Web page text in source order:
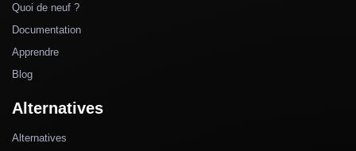
Quoi de neuf ?
Documentation
Apprendre
Blog
Alternatives
Alternatives